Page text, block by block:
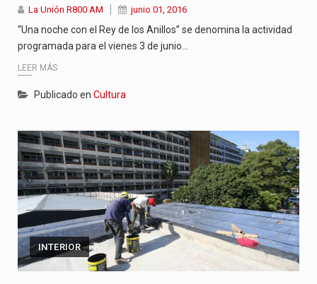
La Unión R800 AM junio 01, 2016
“Una noche con el Rey de los Anillos” se denomina la actividad
programada para el vienes 3 de junio…
LEER MÁS
Publicado en Cultura
INTERIOR